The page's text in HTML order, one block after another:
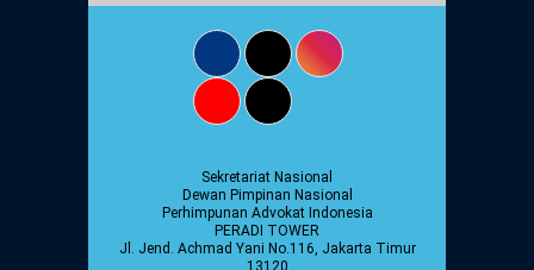
Sekretariat Nasional
Dewan Pimpinan Nasional
Perhimpunan Advokat Indonesia
PERADI TOWER
Jl. Jend. Achmad Yani No.116, Jakarta Timur
13120